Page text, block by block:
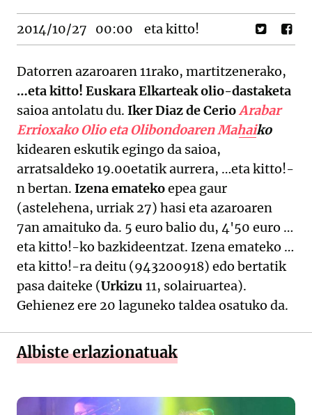
2014/10/27 00:00 eta kitto!
Datorren azaroaren 11rako, martitzenerako,
…eta kitto! Euskara Elkarteak olio-dastaketa
saioa antolatu du. Iker Diaz de CerioArabar
Errioxako Olio eta Olibondoaren Mahaiko
kidearen eskutik egingo da saioa,
arratsaldeko 19.00etatik aurrera, …eta kitto!-
n bertan. Izena ematekoepea gaur
(astelehena, urriak 27) hasi eta azaroaren
7an amaituko da. 5 euro balio du, 4'50 euro …
eta kitto!-ko bazkideentzat. Izena emateko …
eta kitto!-ra deitu (943200918) edo bertatik
pasa daiteke (Urkizu 11, solairuartea).
Gehienez ere 20 laguneko taldea osatuko da.
Albiste erlazionatuak